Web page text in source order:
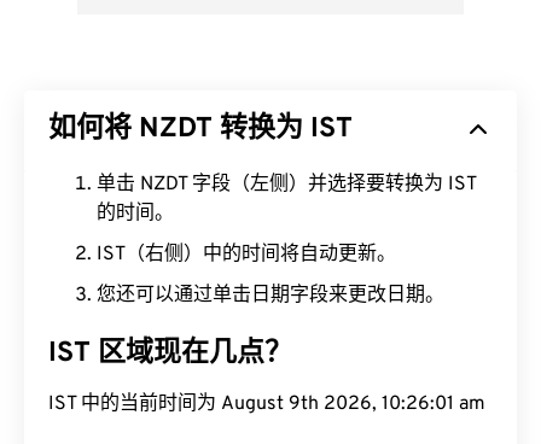
如何将 NZDT 转换为 IST
单击 NZDT 字段（左侧）并选择要转换为 IST
的时间。
IST（右侧）中的时间将自动更新。
您还可以通过单击日期字段来更改日期。
IST 区域现在几点？
IST 中的当前时间为 August 9th 2026, 10:26:02 am